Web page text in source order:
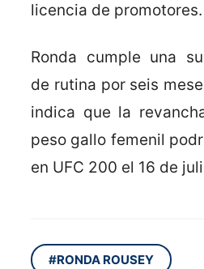
licencia de promotores.
Ronda cumple una
de rutina por seis
indica que la
peso gallo femenil
en UFC 200 el 16 de
#RONDA ROUSEY